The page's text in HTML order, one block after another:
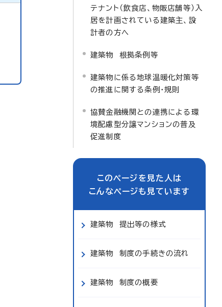
テナント（飲食店、物販店舗等）入
居を計画されている建築主、設
計者の方へ
建築物 根拠条例等
建築物に係る地球温暖化対策等
の推進に関する条例・規則
協賛金融機関との連携による環
境配慮型分譲マンションの普及
促進制度
このページを見た人は
こんなページも見ています
建築物 提出等の様式
建築物 制度の手続きの流れ
建築物 制度の概要